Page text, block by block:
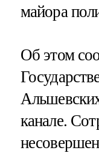
майора
Об этом
канале.